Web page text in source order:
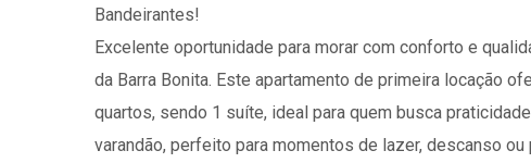
Bandeirantes!
Excelente oportunidade para morar com conforto e
da Barra Bonita. Este apartamento de primeira locação
quartos, sendo 1 suíte, ideal para quem busca
varandão, perfeito para momentos de lazer, descanso